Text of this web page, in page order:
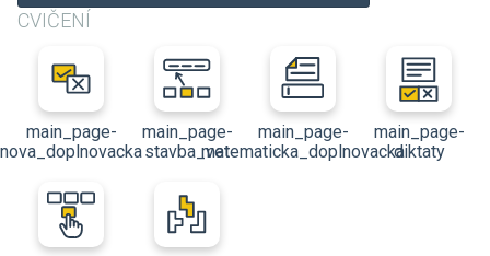
CVIČENÍ
main_page-
nova_doplnovacka
main_page-
stavba_vet
main_page-
matematicka_doplnovacka
main_page-
diktaty